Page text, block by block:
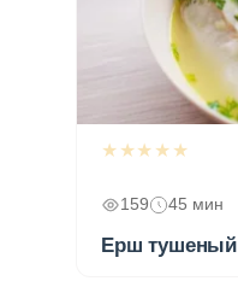
★★★★★
159 45 мин
Ерш